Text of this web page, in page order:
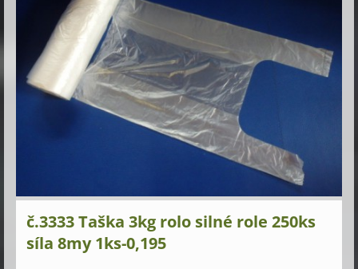
č.3333 Taška 3kg rolo silné role 250ks
síla 8my 1ks-0,195